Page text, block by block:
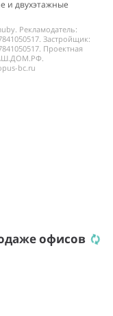
и двухэтажные
Рекламодатель:
Застройщик:
Проектная
bc.ru
офисов